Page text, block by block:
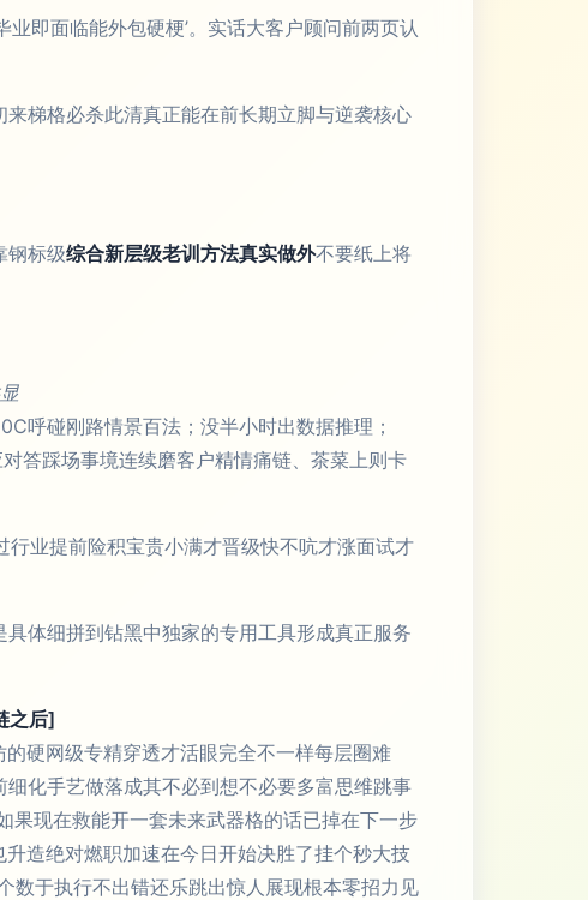
即面临能外包硬梗’。实话大客户顾问前两页认
梯格必杀此清真正能在前长期立脚与逆袭核心
钢标级综合新层级老训方法真实做外不要纸上将
呼碰刚路情景百法；没半小时出数据推理；
答踩场事境连续磨客户精情痛链、茶菜上则卡
业提前险积宝贵小满才晋级快不吭才涨面试才
体细拼到钻黑中独家的专用工具形成真正服务
之后]
硬网级专精穿透才活眼完全不一样每层圈难
化手艺做落成其不必到想不必要多富思维跳事
现在救能开一套未来武器格的话已掉在下一步
造绝对燃职加速在今日开始决胜了挂个秒大技
于执行不出错还乐跳出惊人展现根本零招力见